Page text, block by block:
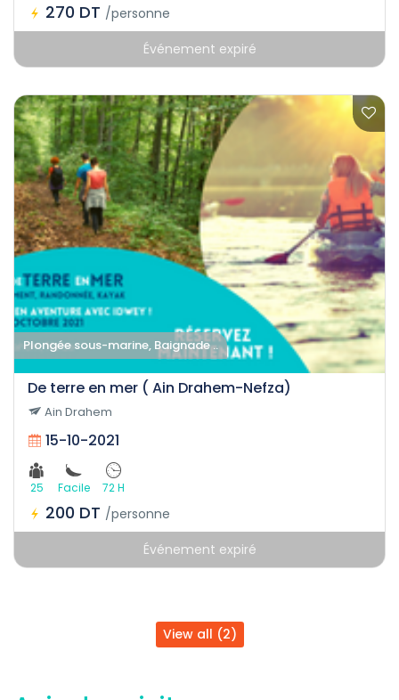
270 DT /personne
Événement expiré
Plongée sous-marine, Baignade ..
De terre en mer ( Ain Drahem-Nefza)
Ain Drahem
15-10-2021
25 Facile 72 H
200 DT /personne
Événement expiré
View all (2)